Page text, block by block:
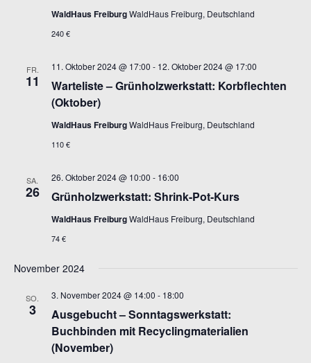
WaldHaus FreiburgWaldHaus Freiburg, Deutschland
240 €
FR.
11
Warteliste – Grünholzwerkstatt: Korbflechten
(Oktober)
11. Oktober 2024 @ 17:00 - 12. Oktober 2024 @ 17:00
WaldHaus FreiburgWaldHaus Freiburg, Deutschland
110 €
SA.
26 Grünholzwerkstatt: Shrink-Pot-Kurs
26. Oktober 2024 @ 10:00 - 16:00
WaldHaus FreiburgWaldHaus Freiburg, Deutschland
74 €
November 2024
SO.
3
Ausgebucht – Sonntagswerkstatt:
Buchbinden mit Recyclingmaterialien
(November)
3. November 2024 @ 14:00 - 18:00